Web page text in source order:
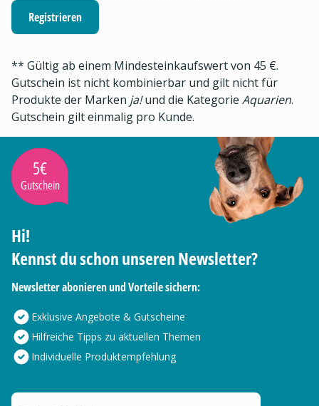
Registrieren
** Gültig ab einem Mindesteinkaufswert von 45 €.
Gutschein ist nicht kombinierbar und gilt nicht für
Produkte der Marken ja!und die Kategorie Aquarien.
Gutschein gilt einmalig pro Kunde.
5€
Gutschein
Hi!
Kennst du schon unseren Newsletter?
Newsletter abonieren und Vorteile sichern:
Exklusive Angebote & Gutscheine
Hilfreiche Tipps zu aktuellen Themen
Individuelle Produktempfehlung
Deine E-Mail Adresse